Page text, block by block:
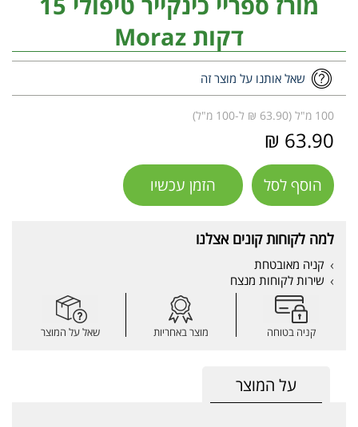
דקות Moraz
שאל אותנו על מוצר זה
100 מ"ל (63.90 ₪ ל-100 מ"ל)
63.90 ₪
הוסף לסל הזמן עכשיו
למה לקוחות קונים אצלנו
קניה מאובטחת
שירות לקוחות מנצח
קניה בטוחה מוצר באחריות שאל על המוצר
על המוצר